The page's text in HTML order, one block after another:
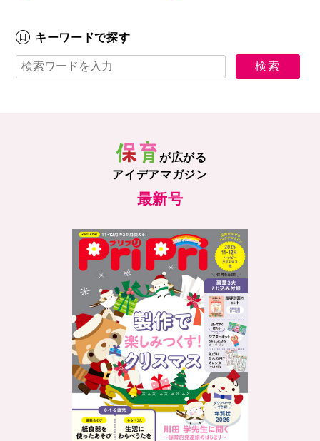
キーワードで探す
が広がる
アイデアマガジン
最新号